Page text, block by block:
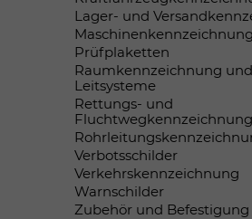
Lager- und
Maschinenkennzeichnung
Prüfplaketten
Raumkennzeichnung und
Leitsysteme
Rettungs- und
Fluchtwegkennzeichnung
Verbotsschilder
Verkehrskennzeichnung
Warnschilder
Zubehör und Befestigung